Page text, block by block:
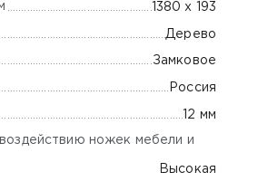
1380 х 193
Дерево
Замковое
Россия
12 мм
ножек мебели и
Высокая